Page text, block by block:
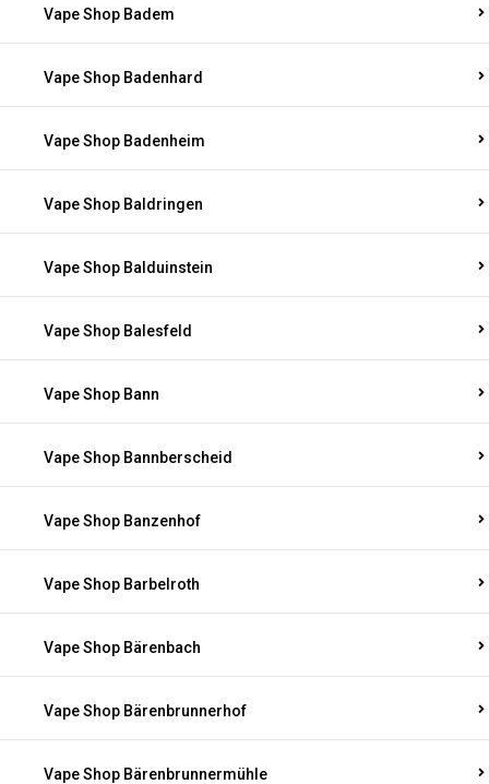
Vape Shop Badem
Vape Shop Badenhard
Vape Shop Badenheim
Vape Shop Baldringen
Vape Shop Balduinstein
Vape Shop Balesfeld
Vape Shop Bann
Vape Shop Bannberscheid
Vape Shop Banzenhof
Vape Shop Barbelroth
Vape Shop Bärenbach
Vape Shop Bärenbrunnerhof
Vape Shop Bärenbrunnermühle